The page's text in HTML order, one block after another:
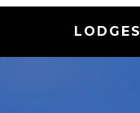
LODGES